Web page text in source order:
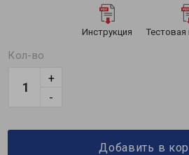
Инструкция Тестовая
Кол-во
-
+
Добавить в